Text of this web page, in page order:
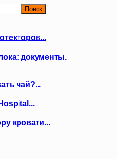
документы,
чай?...
кровати...